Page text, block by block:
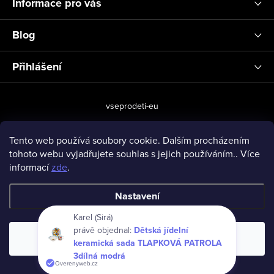
Tento web používá soubory cookie. Dalším procházením
tohoto webu vyjadřujete souhlas s jejich používáním.. Více
informacízde.
Nastavení
Souhlasím
Blog
Přihlášení
vseprodeti-eu
Copyright 2026www.vseprodeti.eu. Všechna práva vyhrazena.
Karel (Sirá)
právě objednal: Dětská jídelní
keramická sada TLAPKOVÁ PATROLA
3dílná modrá
Overenyweb.cz